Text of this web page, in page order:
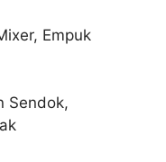
Empuk
Sendok,